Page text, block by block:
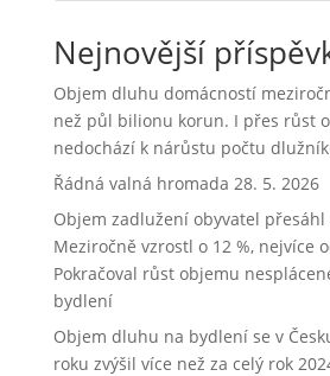
Nejnovější
Objem dluhu domácností
než půl bilionu korun. I přes růst
nedochází k nárůstu počtu
Řádná valná hromada 28. 5. 2026
Objem zadlužení obyvatel
Meziročně vzrostl o 12 %, nejvíce
Pokračoval růst objemu
bydlení
Objem dluhu na bydlení se v
roku zvýšil více než za celý rok